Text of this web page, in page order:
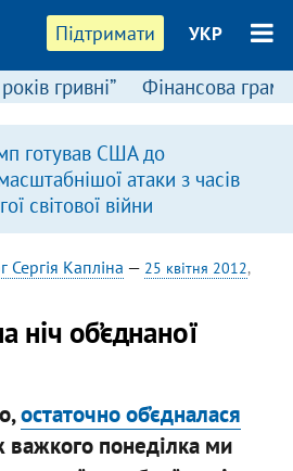
Підтримати УКР
гривні” Фінансова
готував США до
атаки з часів
світової війни
Сергія Капліна — 25 квітня 2012,
об’єднаної
остаточно об’єдналася
важкого понеділка ми